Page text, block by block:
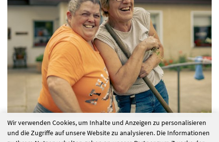
Wir verwenden Cookies, um Inhalte und Anzeigen zu personalisieren
und die Zugriffe auf unsere Website zu analysieren. Die Informationen